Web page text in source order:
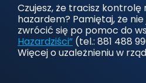
Czujesz, że tracisz kontrolę
hazardem? Pamiętaj, że
zwrócić się po pomoc do
Hazardziści” (tel.: 881 488
Więcej o uzależnieniu w